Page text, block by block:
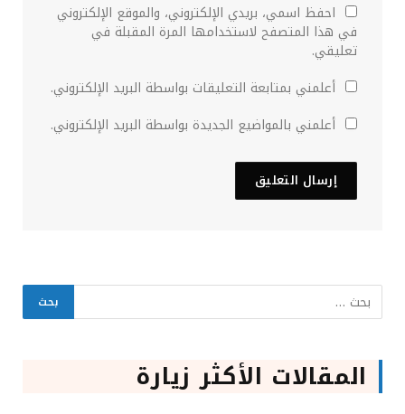
احفظ اسمي، بريدي الإلكتروني، والموقع الإلكتروني
في هذا المتصفح لاستخدامها المرة المقبلة في
تعليقي.
أعلمني بمتابعة التعليقات بواسطة البريد الإلكتروني.
أعلمني بالمواضيع الجديدة بواسطة البريد الإلكتروني.
المقالات الأكثر زيارة